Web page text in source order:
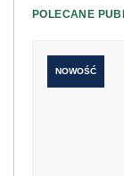
POLECANE
NOWOŚĆ